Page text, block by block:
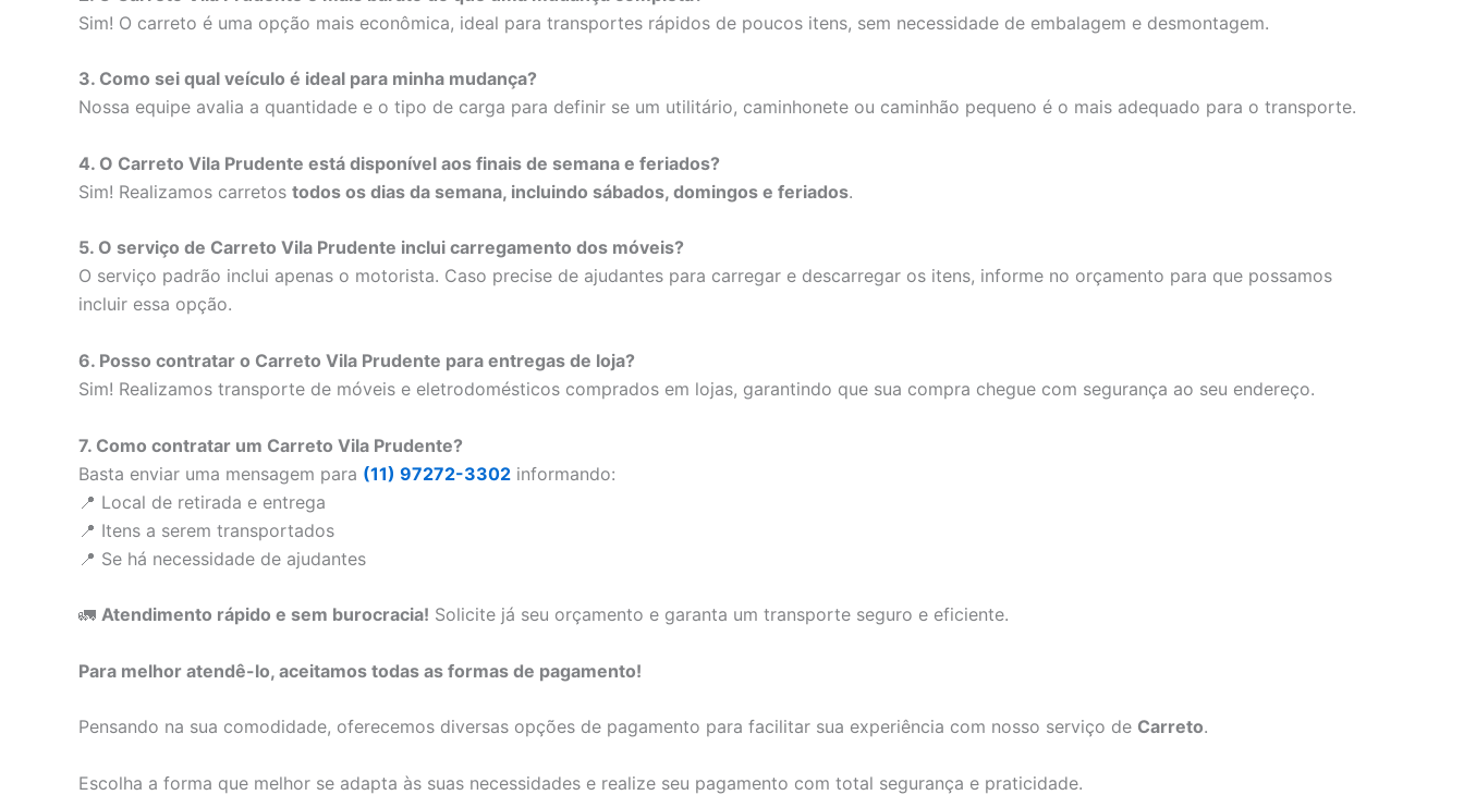
Sim! O carreto é uma opção mais econômica, ideal para transportes rápidos de poucos itens, sem necessidade de embalagem e desmontagem.
3. Como sei qual veículo é ideal para minha mudança?
Nossa equipe avalia a quantidade e o tipo de carga para definir se um utilitário, caminhonete ou caminhão pequeno é o mais adequado para o transporte.
4. O Carreto Vila Prudente está disponível aos finais de semana e feriados?
Sim! Realizamos carretos todos os dias da semana, incluindo sábados, domingos e feriados.
5. O serviço de Carreto Vila Prudente inclui carregamento dos móveis?
O serviço padrão inclui apenas o motorista. Caso precise de ajudantes para carregar e descarregar os itens, informe no orçamento para que possamos
incluir essa opção.
6. Posso contratar o Carreto Vila Prudente para entregas de loja?
Sim! Realizamos transporte de móveis e eletrodomésticos comprados em lojas, garantindo que sua compra chegue com segurança ao seu endereço.
7. Como contratar um Carreto Vila Prudente?
Basta enviar uma mensagem para (11) 97272-3302 informando:
📍 Local de retirada e entrega
📍 Itens a serem transportados
📍 Se há necessidade de ajudantes
🚛 Atendimento rápido e sem burocracia! Solicite já seu orçamento e garanta um transporte seguro e eficiente.
Para melhor atendê-lo, aceitamos todas as formas de pagamento!
Pensando na sua comodidade, oferecemos diversas opções de pagamento para facilitar sua experiência com nosso serviço de Carreto.
Escolha a forma que melhor se adapta às suas necessidades e realize seu pagamento com total segurança e praticidade.